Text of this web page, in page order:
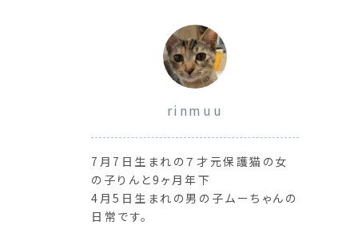
rinmuu
7月7日生まれの７才元保護猫の女
の子りんと9ヶ月年下
4月5日生まれの男の子ムーちゃんの
日常です。